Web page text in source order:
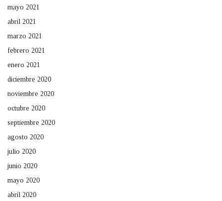
mayo 2021
abril 2021
marzo 2021
febrero 2021
enero 2021
diciembre 2020
noviembre 2020
octubre 2020
septiembre 2020
agosto 2020
julio 2020
junio 2020
mayo 2020
abril 2020